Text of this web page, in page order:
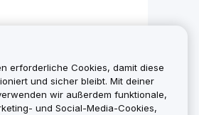
erforderliche Cookies, damit diese
und sicher bleibt. Mit deiner
wir außerdem funktionale,
und Social-Media-Cookies,